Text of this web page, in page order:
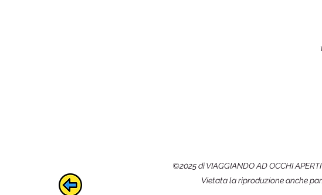
©2025 di VIAGGIANDO AD OCCHI
Vietata la riproduzione anche